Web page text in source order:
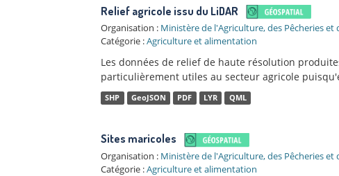
Relief agricole issu du LiDAR
Organisation : Ministère de l'Agriculture, des Pêcheries
Catégorie :Agriculture et alimentation
Les données de relief de haute résolution
particulièrement utiles au secteur agricole
SHP GeoJSON PDF LYR QML
Sites maricoles
Organisation : Ministère de l'Agriculture, des Pêcheries
Catégorie :Agriculture et alimentation